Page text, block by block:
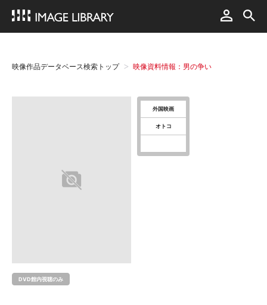
映像作品データベース検索トップ 映像資料情報：男の争い
DVD館内視聴のみ
外国映画
オトコ